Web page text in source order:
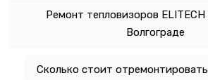
Ремонт тепловизоров ELITECH
Волгограде
Сколько стоит